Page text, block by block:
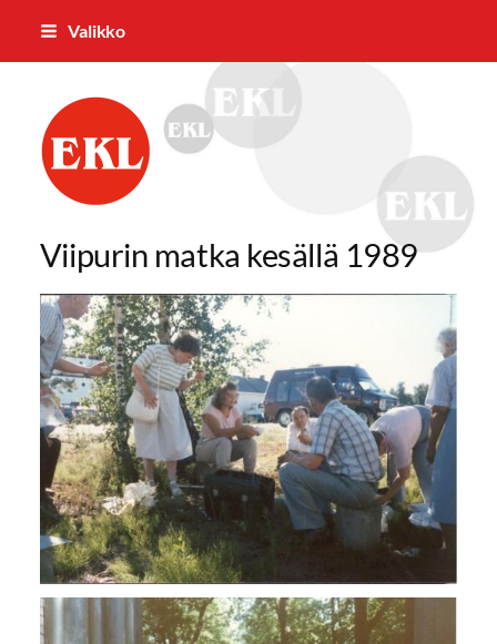
Siirry
Valikko
Pielaveden Eläkkeensaajat ry
Viipurin matka kesällä 1989